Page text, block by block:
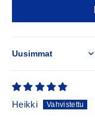
Sort by
Heikki